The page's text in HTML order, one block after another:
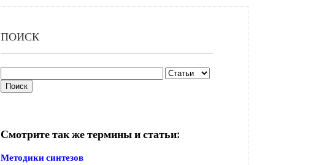
ПОИСК
Смотрите так же термины и статьи:
Методики синтезов